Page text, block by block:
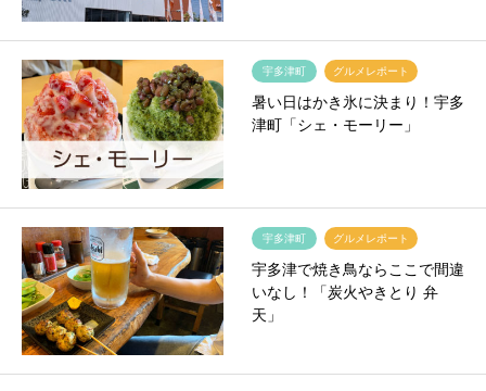
宇多津町 グルメレポート
暑い日はかき氷に決まり！宇多
津町「シェ・モーリー」
宇多津町 グルメレポート
宇多津で焼き鳥ならここで間違
いなし！「炭火やきとり 弁
天」